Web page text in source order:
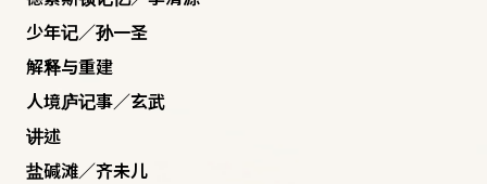
少年记／孙一圣
解释与重建
人境庐记事／玄武
讲述
盐碱滩／齐未儿